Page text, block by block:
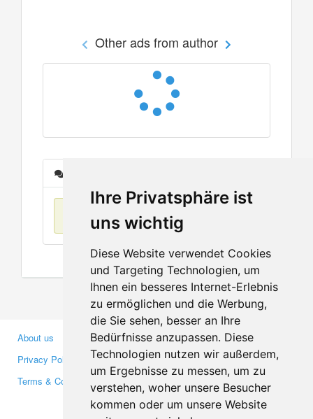
Ihre Privatsphäre ist
uns wichtig
Diese Website verwendet Cookies
und Targeting Technologien, um
Ihnen ein besseres Internet-Erlebnis
zu ermöglichen und die Werbung,
die Sie sehen, besser an Ihre
Bedürfnisse anzupassen. Diese
Technologien nutzen wir außerdem,
um Ergebnisse zu messen, um zu
verstehen, woher unsere Besucher
kommen oder um unsere Website
Other ads from author
No items found
About us
Privacy Policy
Terms & Conditions
Business Partners
Investors
Media